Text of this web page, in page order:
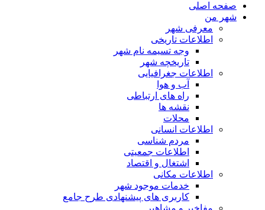
صفحه اصلی
شهر من
معرفی شهر
اطلاعات تاریخی
وجه تسیمه نام شهر
تاریخچه شهر
اطلاعات جغرافیایی
آب و هوا
راه های ارتباطی
نقشه ها
محلات
اطلاعات انسانی
مردم شناسی
اطلاعات جمعیتی
اشتغال و اقتصاد
اطلاعات مکانی
خدمات موجود شهر
کاربری های پیشنهادی طرح جامع